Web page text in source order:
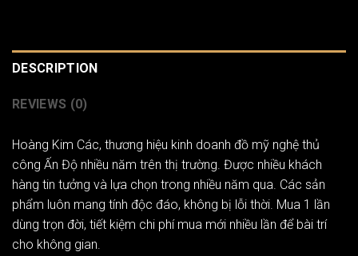
DESCRIPTION
REVIEWS (0)
Hoàng Kim Các, thương hiệu kinh doanh đồ mỹ nghệ thủ
công Ấn Độ nhiều năm trên thị trường. Được nhiều khách
hàng tin tưởng và lựa chọn trong nhiều năm qua. Các sản
phẩm luôn mang tính độc đáo, không bị lỗi thời. Mua 1 lần
dùng trọn đời, tiết kiệm chi phí mua mới nhiều lần để bài trí
cho không gian.